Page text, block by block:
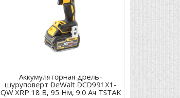
Аккумуляторная дрель-
шуруповерт DeWalt DCD991X1-
QW XRP 18 В, 95 Нм, 9.0 Ач TSTAK